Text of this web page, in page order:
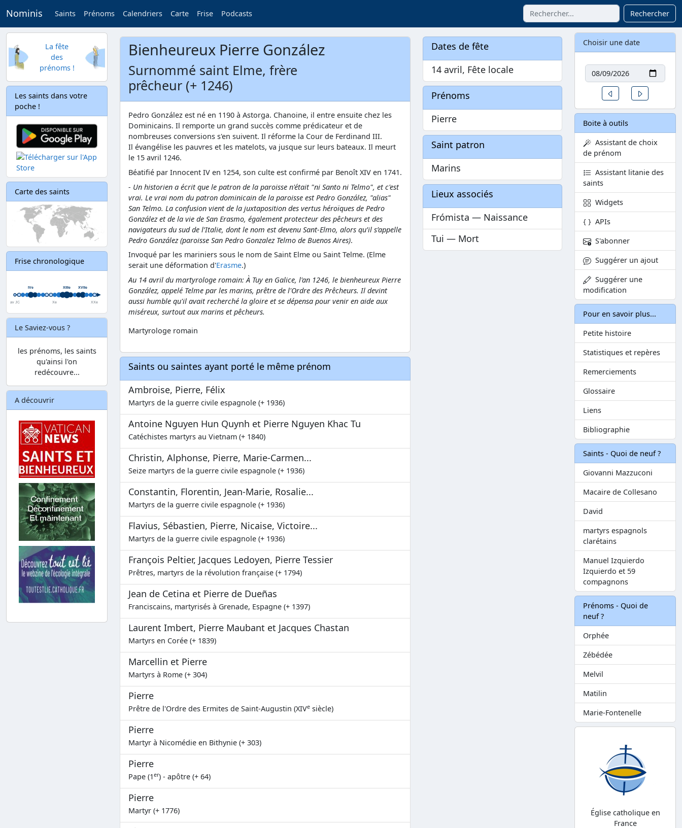
Nominis Saints Prénoms Calendriers Carte Frise Podcasts Rechercher
La fête
des
prénoms !
Les saints dans votre
poche !
Carte des saints
Frise chronologique
Le Saviez-vous ?
les prénoms, les saints
qu'ainsi l'on
redécouvre...
A découvrir
Bienheureux Pierre González
Surnommé saint Elme, frère
prêcheur (+ 1246)
Pedro González est né en 1190 à Astorga. Chanoine, il entre ensuite chez les
Dominicains. Il remporte un grand succès comme prédicateur et de
nombreuses conversions s'en suivent. Il réforme la Cour de Ferdinand III.
Il évangélise les pauvres et les matelots, va jusque sur leurs bateaux. Il meurt
le 15 avril 1246.
Béatifié par Innocent IV en 1254, son culte est confirmé par Benoît XIV en 1741.
- Un historien a écrit que le patron de la paroisse n'était "ni Santo ni Telmo", et c'est
vrai. Le vrai nom du patron dominicain de la paroisse est Pedro González, "alias"
San Telmo. La confusion vient de la juxtaposition des vertus héroïques de Pedro
González et de la vie de San Erasmo, également protecteur des pêcheurs et des
navigateurs du sud de l’Italie, dont le nom est devenu Sant-Elmo, alors qu’il s’appelle
Pedro González (paroisse San Pedro Gonzalez Telmo de Buenos Aires).
Invoqué par les mariniers sous le nom de Saint Elme ou Saint Telme. (Elme
serait une déformation d'Erasme.)
Au 14 avril du martyrologe romain: À Tuy en Galice, l'an 1246, le bienheureux Pierre
González, appelé Telme par les marins, prêtre de l'Ordre des Prêcheurs. Il devint
aussi humble qu'il avait recherché la gloire et se dépensa pour venir en aide aux
miséreux, surtout aux marins et pêcheurs.
Martyrologe romain
Saints ou saintes ayant porté le même prénom
Ambroise, Pierre, Félix
Martyrs de la guerre civile espagnole (+ 1936)
Antoine Nguyen Hun Quynh et Pierre Nguyen Khac Tu
Catéchistes martyrs au Vietnam (+ 1840)
Christin, Alphonse, Pierre, Marie-Carmen...
Seize martyrs de la guerre civile espagnole (+ 1936)
Constantin, Florentin, Jean-Marie, Rosalie...
Martyrs de la guerre civile espagnole (+ 1936)
Flavius, Sébastien, Pierre, Nicaise, Victoire...
Martyrs de la guerre civile espagnole (+ 1936)
François Peltier, Jacques Ledoyen, Pierre Tessier
Prêtres, martyrs de la révolution française (+ 1794)
Jean de Cetina et Pierre de Dueñas
Franciscains, martyrisés à Grenade, Espagne (+ 1397)
Laurent Imbert, Pierre Maubant et Jacques Chastan
Martyrs en Corée (+ 1839)
Marcellin et Pierre
Martyrs à Rome (+ 304)
Pierre
Prêtre de l'Ordre des Ermites de Saint-Augustin (XIVe siècle)
Pierre
Martyr à Nicomédie en Bithynie (+ 303)
Pierre
Pape (1er) - apôtre (+ 64)
Pierre
Martyr (+ 1776)
Dates de fête
14 avril, Fête locale
Prénoms
Pierre
Saint patron
Marins
Lieux associés
Frómista — Naissance
Tui — Mort
Choisir une date
Date
Un jour avant
Boite à outils
Assistant de choix
de prénom
Assistant litanie des
saints
Widgets
APIs
S'abonner
Suggérer un ajout
Suggérer une
modification
Pour en savoir plus...
Petite histoire
Statistiques et repères
Remerciements
Glossaire
Liens
Bibliographie
Saints - Quoi de neuf ?
Giovanni Mazzuconi
Macaire de Collesano
David
martyrs espagnols
clarétains
Manuel Izquierdo
Izquierdo et 59
compagnons
Prénoms - Quoi de
neuf ?
Orphée
Zébédée
Melvil
Matilin
Marie-Fontenelle
Église catholique en
France